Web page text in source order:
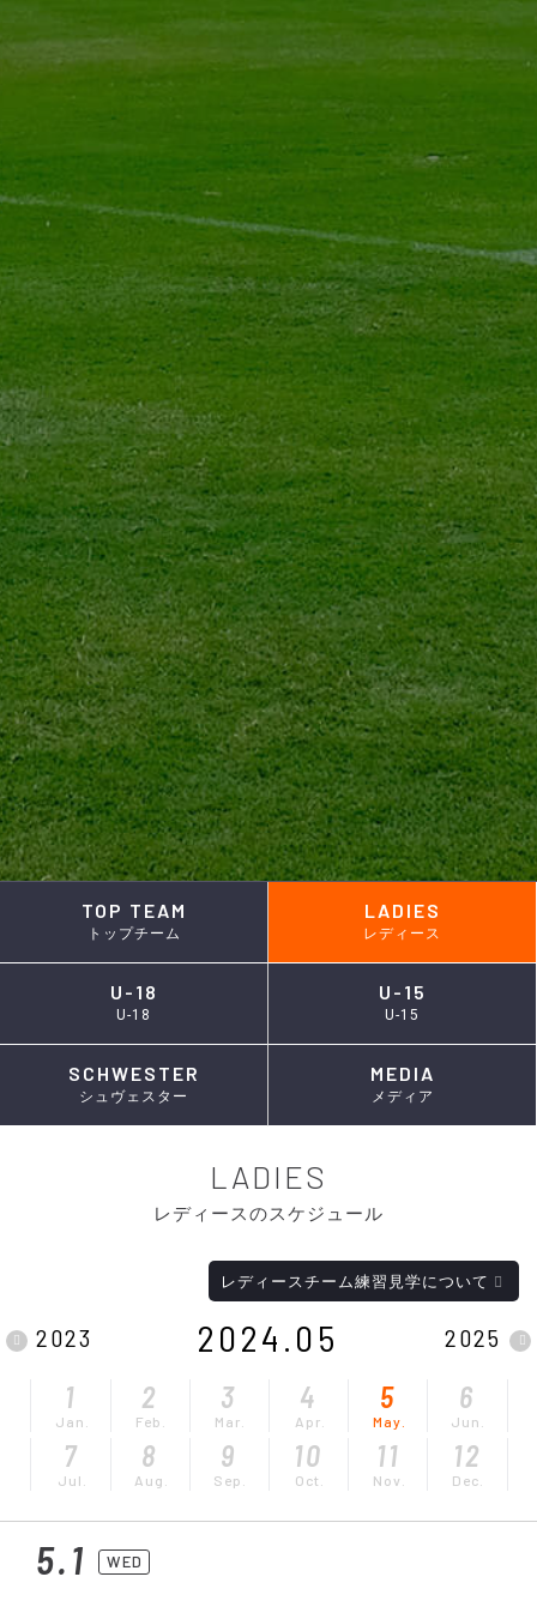
TOP TEAM
トップチーム
LADIES
レディース
U-18
U-18
U-15
U-15
SCHWESTER
シュヴェスター
MEDIA
メディア
LADIES
レディースのスケジュール
レディースチーム練習見学について
2023 2024.05 2025
1
Jan.
2
Feb.
3
Mar.
4
Apr.
5
May.
6
Jun.
7
Jul.
8
Aug.
9
Sep.
10
Oct.
11
Nov.
12
Dec.
5.1 WED